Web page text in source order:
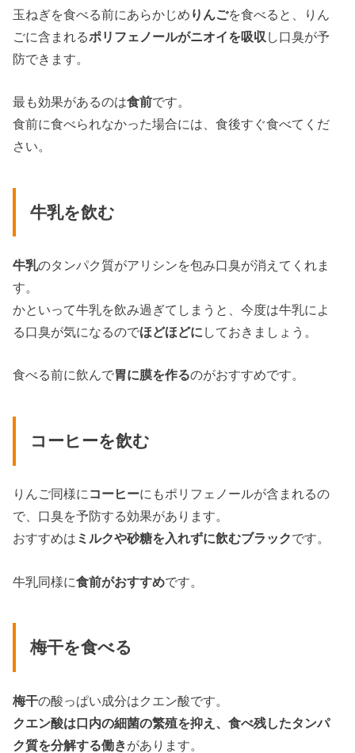
玉ねぎを食べる前にあらかじめ りんごを食べると、りん
ごに含まれるポリフェノールがニオイを吸収 し口臭が予
防できます。
最も効果があるのは食前です。
食前に食べられなかった場合には、食後すぐ食べてくだ
さい。
牛乳を飲む
牛乳のタンパク質がアリシンを包み口臭が消えてくれま
す。
かといって牛乳を飲み過ぎてしまうと、今度は牛乳によ
る口臭が気になるのでほどほどに しておきましょう。
食べる前に飲んで胃に膜を作るのがおすすめです。
コーヒーを飲む
りんご同様に コーヒーにもポリフェノールが含まれるの
で、口臭を予防する効果があります。
おすすめは ミルクや砂糖を入れずに飲むブラックです。
牛乳同様に食前がおすすめです。
梅干を食べる
梅干の酸っぱい成分はクエン酸です。
クエン酸は口内の細菌の繁殖を抑え、食べ残したタンパ
ク質を分解する働きがあります。